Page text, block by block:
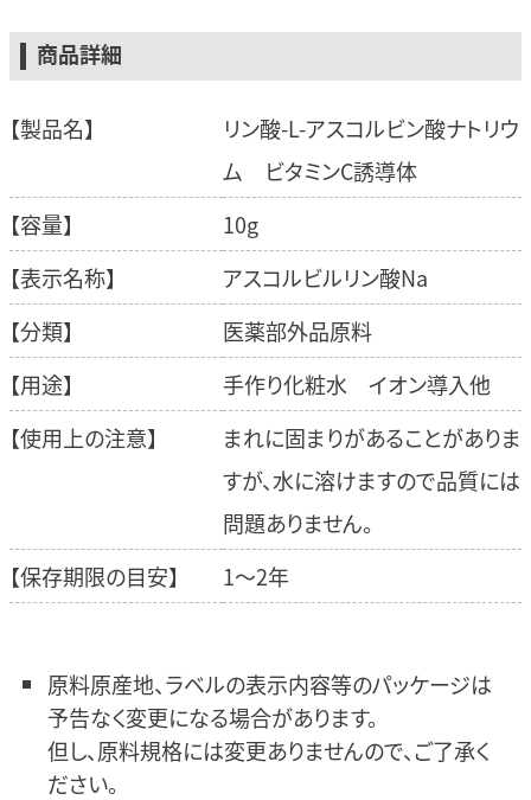
商品詳細
【製品名】
リン酸-L-アスコルビン酸ナトリウ
ム ビタミンC誘導体
【容量】
10g
【表示名称】
アスコルビルリン酸Na
【分類】
医薬部外品原料
【用途】
手作り化粧水 イオン導入他
【使用上の注意】
まれに固まりがあることがありま
すが、水に溶けますので品質には
問題ありません。
【保存期限の目安】
1～2年
原料原産地、ラベルの表示内容等のパッケージは
予告なく変更になる場合があります。
但し、原料規格には変更ありませんので、ご了承く
ださい。